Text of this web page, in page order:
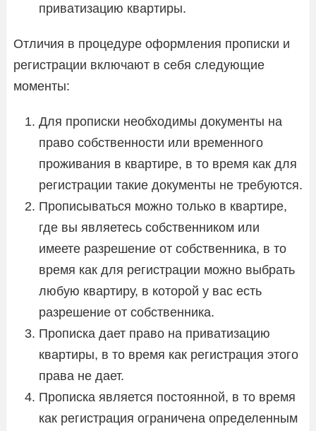
приватизацию квартиры.
Отличия в процедуре оформления прописки и
регистрации включают в себя следующие
моменты:
Для прописки необходимы документы на
право собственности или временного
проживания в квартире, в то время как для
регистрации такие документы не требуются.
Прописываться можно только в квартире,
где вы являетесь собственником или
имеете разрешение от собственника, в то
время как для регистрации можно выбрать
любую квартиру, в которой у вас есть
разрешение от собственника.
Прописка дает право на приватизацию
квартиры, в то время как регистрация этого
права не дает.
Прописка является постоянной, в то время
как регистрация ограничена определенным